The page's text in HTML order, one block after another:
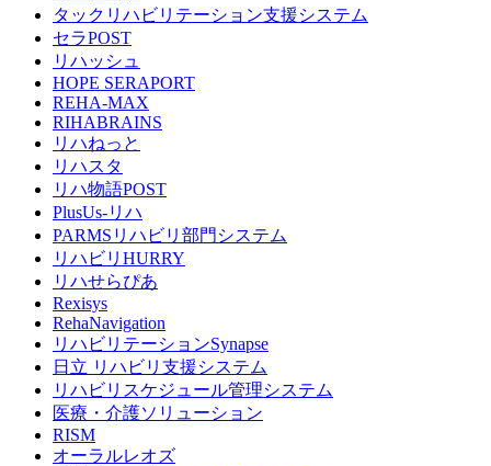
タックリハビリテーション支援システム
セラPOST
リハッシュ
HOPE SERAPORT
REHA-MAX
RIHABRAINS
リハねっと
リハスタ
リハ物語POST
PlusUs-リハ
PARMSリハビリ部門システム
リハビリHURRY
リハせらぴあ
Rexisys
RehaNavigation
リハビリテーションSynapse
日立 リハビリ支援システム
リハビリスケジュール管理システム
医療・介護ソリューション
RISM
オーラルレオズ